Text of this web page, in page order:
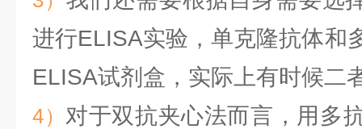
进行ELISA实验，单克隆抗体和
ELISA试剂盒，实际上有时候二
4）对于双抗夹心法而言，用多